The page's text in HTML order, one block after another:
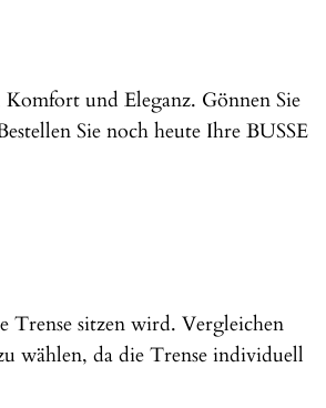
und Eleganz. Gönnen Sie
Sie noch heute Ihre BUSSE
Trense sitzen wird. Vergleichen
wählen, da die Trense individuell